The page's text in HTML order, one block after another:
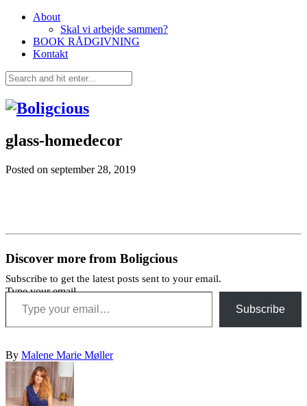
About
Skal vi arbejde sammen?
BOOK RÅDGIVNING
Kontakt
glass-homedecor
Posted on september 28, 2019
Discover more from Boligcious
Subscribe to get the latest posts sent to your email.
Type your email…
Subscribe
By Malene Marie Møller